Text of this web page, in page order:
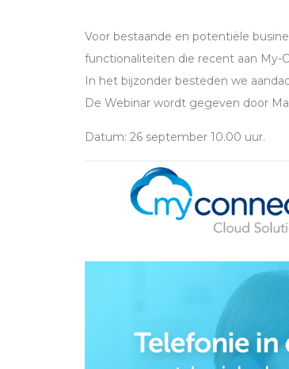
Voor bestaande en potentiële
functionaliteiten die recent aan My-
In het bijzonder besteden we
De Webinar wordt gegeven door
Datum: 26 september 10.00 uur.